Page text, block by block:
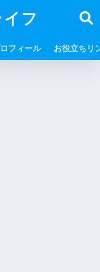
フ
フィール お役立ちリ